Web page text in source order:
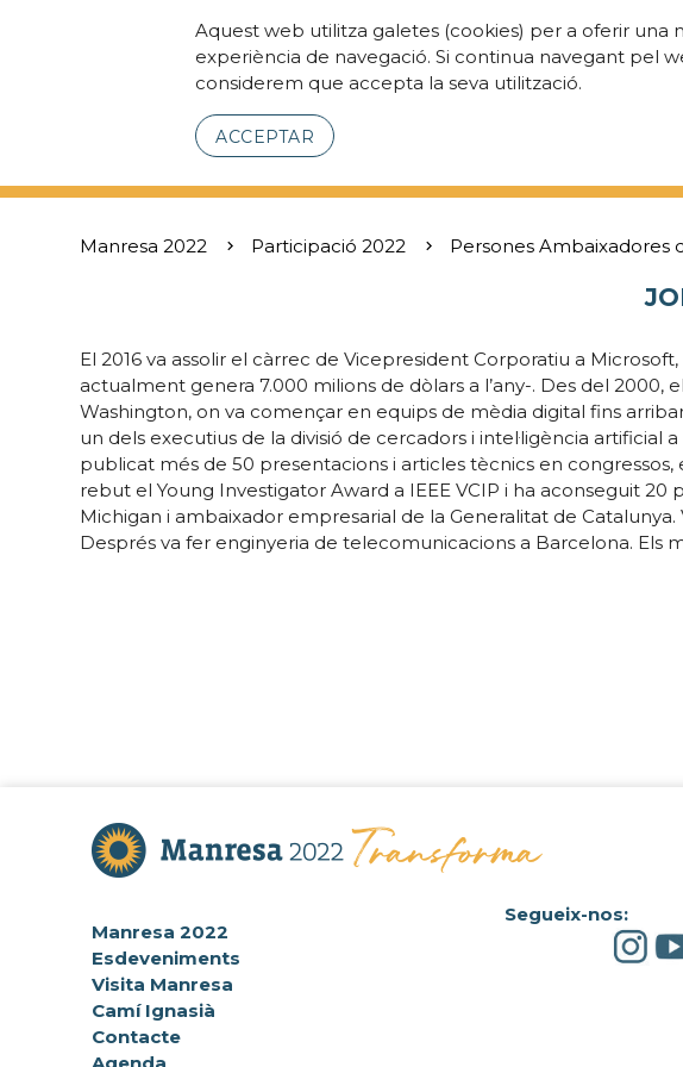
Aquest web utilitza galetes (cookies) per a oferir una
experiència de navegació. Si continua navegant pel
considerem que accepta la seva utilització.
ACCEPTAR
Manresa 2022 Participació 2022 Persones Ambaixadores
El 2016 va assolir el càrrec de Vicepresident Corporatiu a
actualment genera 7.000 milions de dòlars a l’any-. Des del 2000,
Washington, on va començar en equips de mèdia digital fins
un dels executius de la divisió de cercadors i intel·ligència artificial
publicat més de 50 presentacions i articles tècnics en congressos,
rebut el Young Investigator Award a IEEE VCIP i ha aconseguit
Michigan i ambaixador empresarial de la Generalitat de Catalunya.
Després va fer enginyeria de telecomunicacions a Barcelona. Els
Manresa 2022
Esdeveniments
Visita Manresa
Camí Ignasià
Contacte
Segueix-nos: